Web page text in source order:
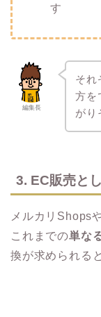
す
編集長
それ
方を
がり
3. EC販売と
メルカリShops
これまでの単な
換が求められる